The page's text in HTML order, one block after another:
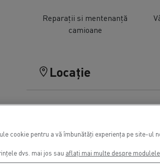
Reparații si mentenanță
camioane
Locație
cookie pentru a vă îmbunătăți experiența pe site-
dvs. mai jos sau aflați mai multe despre